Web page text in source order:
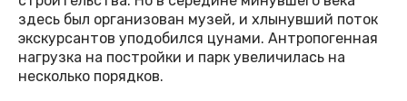
здесь был организован музей, и хлынувший поток
экскурсантов уподобился цунами. Антропогенная
нагрузка на постройки и парк увеличилась на
несколько порядков.